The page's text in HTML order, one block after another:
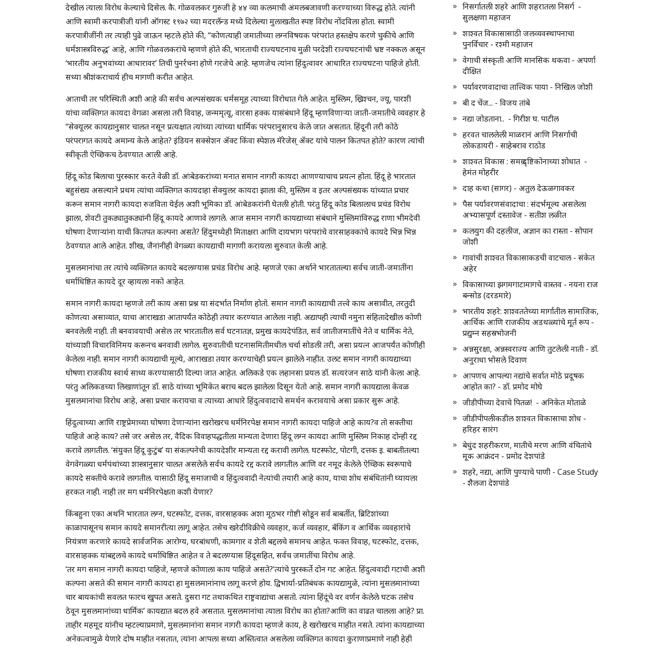
देखील त्याला विरोध केल्याचे दिसेल. कै. गोळवलकर गुरुजी हे ४४ व्या कलमाची अंमलबजावणी करण्याच्या विरुद्ध होते. त्यांनी
आणि स्वामी करपात्रीजी यांनी ऑगस्ट १९७२ च्या मदरलॅन्ड मध्ये दिलेल्या मुलाखतीत स्पष्ट विरोध नोंदविला होता. स्वामी
करपात्रीजींनी तर त्याही पुढे जाऊन म्हटले होते की, “कोणत्याही जमातीच्या लग्नविषयक परंपरांत हस्तक्षेप करणे चुकीचे आणि
धर्मशास्त्रविरुद्ध’ आहे, आणि गोळवलकरांचे म्हणणे होते की, भारताची राज्यघटनाच मुळी परदेशी राज्यघटनांची भ्रष्ट नक्कल असून
‘भारतीय अनुभवांच्या आधारावर’ तिची पुनर्रचना होणे गरजेचे आहे. म्हणजेच त्यांना हिंदुत्वावर आधारित राज्यघटना पाहिजे होती.
सध्या श्रीशंकराचार्य हीच मागणी करीत आहेत.
आताची तर परिस्थिती अशी आहे की सर्वच अल्पसंख्यक धर्मसमूह त्याच्या विरोधात गेले आहेत. मुस्लिम, ख्रिश्चन, ज्यू, पारशी
यांचा व्यक्तिगत कायदा वेगळा असला तरी विवाह, जन्ममृत्यू, वारसा हक्क यासंबंधाने हिंदू म्हणविणार्‍या जाती-जमातीचे व्यवहार हे
“सेक्यूलर कायद्यानुसार चालत नसून प्रत्यक्षात त्यांच्या त्यांच्या धार्मिक परंपरानुसारच केले जात असतात. हिंदूनी तरी कोठे
परंपरागत कायदे अमान्य केले आहेत? इंडियन सक्सेशन ॲक्ट किंवा स्पेशल मॅरेजेस् ॲक्ट यांचे पालन कितपत होते? कारण त्यांची
स्वीकृती ऐच्छिकच ठेवण्यात आली आहे.
हिंदू कोड बिलाचा पुरस्कार करते वेळी डॉ. आंबेडकरांच्या मनात समान नागरी कायदा आणण्याचाच प्रयत्न होता. हिंदू हे भारतात
बहुसंख्य असल्याने प्रथम त्यांचा व्यक्तिगत कायदाहा सेक्युलर कायदा झाला की, मुस्लिम व इतर अल्पसंख्यक यांच्यात प्रचार
करून समान नागरी कायदा रुजविता येईल अशी भूमिका डॉ. आंबेडकरांनी घेतली होती. परंतु हिंदू कोड बिलालाच प्रचंड विरोध
झाला, शेवटी तुकड्यातुकड्यांनी हिंदू कायदे आणावे लागले. आज समान नागरी कायद्याच्या संबंधाने मुस्लिमांविरुद्ध राणा भीमदेवी
घोषणा देणार्‍यांना याची कितपत कल्पना असते? हिंदुमध्येही मिताक्षरा आणि दायभाग परंपरांचे वारसाहक्कांचे कायदे भिन्न भिन्न
ठेवण्यात आले आहेत. शीख, जैनांनीही वेगळ्या कायद्याची मागणी करायला सुरुवात केली आहे.
मुसलमानांचा तर त्यांचे व्यक्तिगत कायदे बदलण्यास प्रचंड विरोध आहे. म्हणजे एका अर्थाने भारतातल्या सर्वच जाती-जमातींना
धर्माधिष्ठित कायदे दूर व्हायला नको आहेत.
समान नागरी कायदा म्हणजे तरी काय असा प्रश्न या संदर्भात निर्माण होतो. समान नागरी कायद्याची तत्त्वे काय असावीत, तरतुदी
कोणत्या असाव्यात, याचा आराखडा आतापर्यंत कोठेही तयार करण्यात आलेला नाही. अद्यापही त्याची नमुना संहितादेखील कोणी
बनवलेली नाही. ती बनवावयाची असेल तर भारतातील सर्व घटनातज्ञ, प्रमुख कायदेपंडित, सर्व जातीजमातींचे नेते व धार्मिक नेते,
यांच्याशी विचारविनिमय करूनच बनवावी लागेल. सुरुवातीची घटनासमितीमधील चर्चा सोडली तरी, असा प्रयत्न आजपर्यंत कोणीही
केलेला नाही. समान नागरी कायद्याची मूल्ये, आराखडा तयार करण्याचेही प्रयत्न झालेले नाहीत. उलट समान नागरी कायद्याच्या
घोषणा राजकीय स्वार्थ साध्य करण्यासाठी दिल्या जात आहेत. अलिकडे एक लहानसा प्रयल डॉ. सत्यरंजन साठे यांनी केला आहे.
परंतु अलिकडच्या लिखाणांतून डॉ. साठे यांच्या भूमिकेत बराच बदल झालेला दिसून येतो आहे. समान नागरी कायद्याला केवळ
मुसलमानांचा विरोध आहे, असा प्रचार करायचा व त्याच्या आधारे हिंदुत्ववादाचे समर्थन करावयाचे असा प्रकार सुरू आहे.
हिंदुत्वाच्या आणि राष्ट्रप्रेमाच्या घोषणा देणार्‍यांना खरोखरच धर्मनिरपेक्ष समान नागरी कायदा पाहिजे आहे काय?व तो सक्तीचा
पाहिजे आहे काय? तसे जर असेल तर, वैदिक विवाहपद्धतीला मान्यता देणारा हिंदू लग्न कायदा आणि मुस्लिम निकाह दोन्ही रद्द
करावे लागतील. ‘संयुक्त हिंदू कुटुंब’ या संकल्पनेची कायदेशीर मान्यता रद्द करावी लागेल. घटस्फोट, पोटगी, दत्तक इ. बाबतीतल्या
वेगवेगळ्या धर्मपंथांच्या शास्त्रानुसार चालत असलेले सर्वच कायदे रद्द करावे लागतील आणि वर नमूद केलेले ऐच्छिक स्वरूपाचे
कायदे सक्तीचे करावे लागतील. यासाठी हिंदू समाजाची व हिंदुत्ववादी नेत्यांची तयारी आहे काय, याचा शोध संबंधितांनी घ्यायला
हरकत नाही. नाही तर मग धर्मनिरपेक्षता कशी येणार?
किंबहुना एका अथनि भारतात लग्न, घटस्फोट, दत्तक, वारसाहक्क अशा मूठभर गोष्टी सोडून सर्व बाबर्तीत, ब्रिटिशांच्या
काळापासूनच समान कायदे समानरीत्या लागू आहेत. तसेच खरेदीविक्रीचे व्यवहार, कर्ज व्यवहार, बँकिंग व आर्थिक व्यवहारांचे
नियंत्रण करणारे कायदे सार्वजनिक आरोग्य, घरबांधणी, कामगार व शेती बद्दलचे समानच आहेत. फक्त विवाह, घटस्फोट, दत्तक,
वारसाहक्क यांबद्दलचे कायदे धर्माधिष्ठित आहेत व ते बदलण्यास हिंदूसहित, सर्वच जमातींचा विरोध आहे.
‘तर मग समान नागरी कायदा पाहिजे, म्हणजे कोणाला काय पाहिजे असते?’त्यांचे पुरस्कर्ते दोन गट आहेत. हिंदुत्ववादी गटाची अशी
कल्पना असते की समान नागरी कायदा हा मुसलमानांनाच लागू करणे होय. द्विभार्या-प्रतिबंधक कायद्यामुळे, त्यांना मुसलमानांच्या
चार बायकांची सवलत फारच खुपत असते. दुसरा गट तथाकथित राष्ट्रवाद्यांचा असतो. त्यांना हिंदूंचे वर वर्णन केलेले घटक तसेच
ठेवून मुसलमानांच्या धार्मिक’ कायद्यात बदल हवे असतात. मुसलमानांचा त्याला विरोध का होता?आणि का वाढत चालला आहे? प्रा.
ताहीर महमूद यांनीच म्हटल्याप्रमाणे, मुसलमानांना समान नागरी कायदा म्हणजे काय, हे खरोखरच माहीत नसते. त्यांना कायद्याच्या
अनेकत्वामुळे येणारे दोष माहीत नसतात, त्यांना आपला सध्या अस्तित्वात असलेला व्यक्तिगत कायदा कुराणाप्रमाणे नाही हेही
निसर्गातली शहरे आणि शहरातला निसर्ग -
सुलक्षणा महाजन
शाश्वत विकासासाठी जलव्यवस्थापनाचा
पुनर्विचार - रश्मी महाजन
वेगाची संस्कृती आणि मानसिक थकवा - अपर्णा
दीक्षित
पर्यावरणवादाचा तात्त्विक पाया - निखिल जोशी
बी द चेंज... - विजय तांबे
नद्या जोडताना.. - गिरीश घ. पाटील
हरवत चाललेली माळरानं आणि निसर्गाची
लोकडायरी - साहेबराव राठोड
शाश्वत विकास : समग्र दृष्टिकोनाच्या शोधात -
हेमंत मोहरीर
दाह कथा (सागर) - अतुल देऊळगावकर
पैस पर्यावरणसंवादाचा : संदर्भमूल्य असलेला
अभ्यासपूर्ण दस्तावेज - सतीश लळीत
कलयुग की दहलीज, अज्ञान का रास्ता - सोपान
जोशी
गावांची शाश्वत विकासाकडची वाटचाल - संकेत
अहेर
विकासाच्या झगमगाटामागचे वास्तव - नयना राज
बन्सोड (दरडमारे)
भारतीय शहरे: शाश्वततेच्या मार्गातील सामाजिक,
आर्थिक आणि राजकीय अडथळ्यांचे मूर्त रूप -
प्रद्युम्न सहस्रभोजनी
अन्नसुरक्षा, अन्नस्वराज्य आणि तुटलेली नाती - डॉ.
अनुराधा भोसले दिवाण
आपणच आपल्या नद्यांचे सर्वात मोठे प्रदूषक
आहोत का? - डॉ. प्रमोद मोघे
जीडीपीच्या देवाचे पितळ! - अनिकेत मोताळे
जीडीपीपलीकडील शाश्वत विकासाचा शोध -
हरिहर सारंग
बेधुंद शहरीकरण, मातीचे मरण आणि वंचितांचे
मूक आक्रंदन - प्रमोद देशपांडे
शहरे, नद्या, आणि पुण्याचे पाणी - Case Study
- शैलजा देशपांडे